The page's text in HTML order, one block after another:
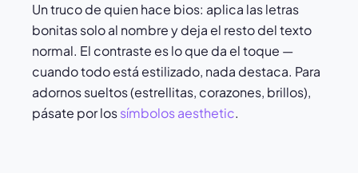
Un truco de quien hace bios: aplica las letras
bonitas solo al nombre y deja el resto del texto
normal. El contraste es lo que da el toque —
cuando todo está estilizado, nada destaca. Para
adornos sueltos (estrellitas, corazones, brillos),
pásate por lossímbolos aesthetic.